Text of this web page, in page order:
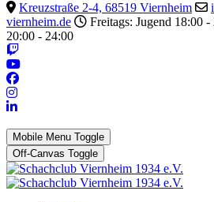
Kreuzstraße 2-4, 68519 Viernheim
viernheim.de
Freitags: Jugend 18:00
20:00 - 24:00
Mobile Menu Toggle
Off-Canvas Toggle